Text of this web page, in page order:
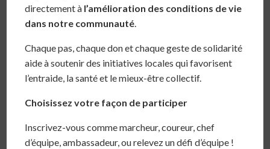
directement à l’amélioration des conditions de vie
dans notre communauté.
Chaque pas, chaque don et chaque geste de solidarité
aide à soutenir des initiatives locales qui favorisent
l’entraide, la santé et le mieux-être collectif.
Choisissez votre façon de participer
Inscrivez-vous comme marcheur, coureur, chef
d’équipe, ambassadeur, ou relevez un défi d’équipe !